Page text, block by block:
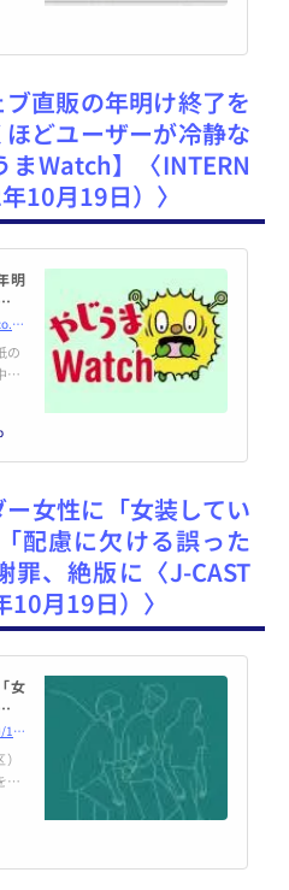
直販の年明け終了を
どユーザーが冷静な
まWatch】〈INTERN
10月19日）〉
明
や
https://internet.watch.impress.co.jp/docs/yajiuma/1448660.html
の
旬
で
女性に「女装してい
配慮に欠ける誤った
罪、絶版に〈J-CAST
月19日）〉
女
版
https://www.j-cast.com/2022/10/18448313.html
感
ス